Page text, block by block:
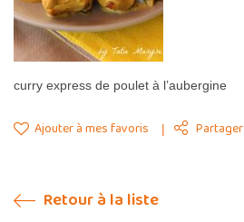
curry express de poulet à l’aubergine
Ajouter à mes favoris Partager
Retour à la liste